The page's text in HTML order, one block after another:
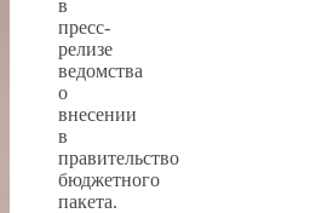
в
пресс-
релизе
ведомства
о
внесении
в
правительство
бюджетного
пакета.